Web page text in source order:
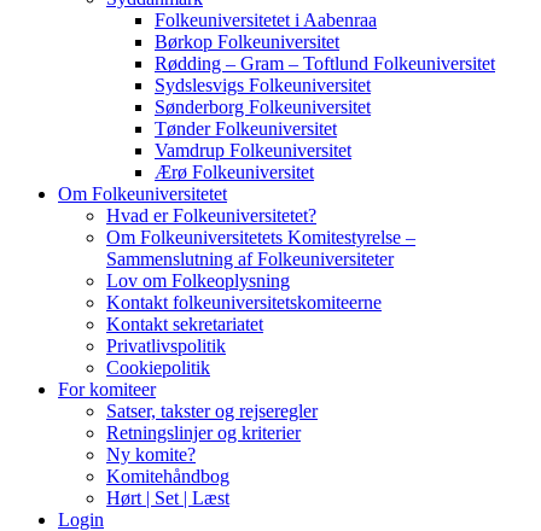
Folkeuniversitetet i Aabenraa
Børkop Folkeuniversitet
Rødding – Gram – Toftlund Folkeuniversitet
Sydslesvigs Folkeuniversitet
Sønderborg Folkeuniversitet
Tønder Folkeuniversitet
Vamdrup Folkeuniversitet
Ærø Folkeuniversitet
Om Folkeuniversitetet
Hvad er Folkeuniversitetet?
Om Folkeuniversitetets Komitestyrelse –
Sammenslutning af Folkeuniversiteter
Lov om Folkeoplysning
Kontakt folkeuniversitetskomiteerne
Kontakt sekretariatet
Privatlivspolitik
Cookiepolitik
For komiteer
Satser, takster og rejseregler
Retningslinjer og kriterier
Ny komite?
Komitehåndbog
Hørt | Set | Læst
Login